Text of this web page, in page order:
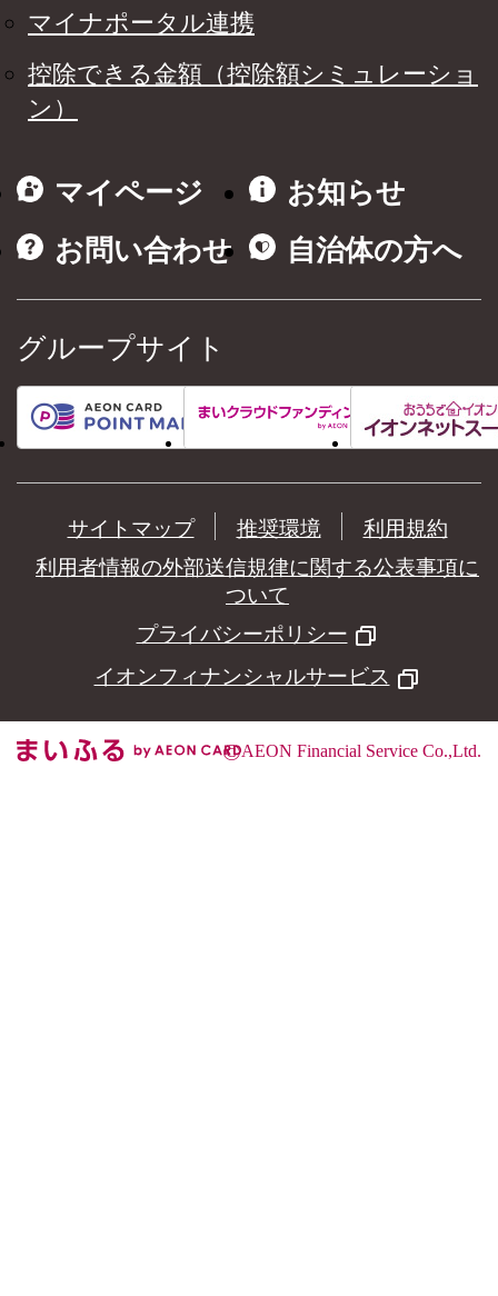
マイナポータル連携
控除できる金額（控除額シミュレーショ
ン）
マイページ
お知らせ
お問い合わせ
自治体の方へ
グループサイト
サイトマップ 推奨環境
利用規約
利用者情報の外部送信規律に関する公表事項に
ついて
プライバシーポリシー
イオンフィナンシャルサービス
©AEON Financial Service Co.,Ltd.